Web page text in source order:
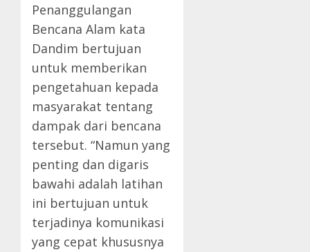
Penanggulangan
Bencana Alam kata
Dandim bertujuan
untuk memberikan
pengetahuan kepada
masyarakat tentang
dampak dari bencana
tersebut. “Namun yang
penting dan digaris
bawahi adalah latihan
ini bertujuan untuk
terjadinya komunikasi
yang cepat khususnya